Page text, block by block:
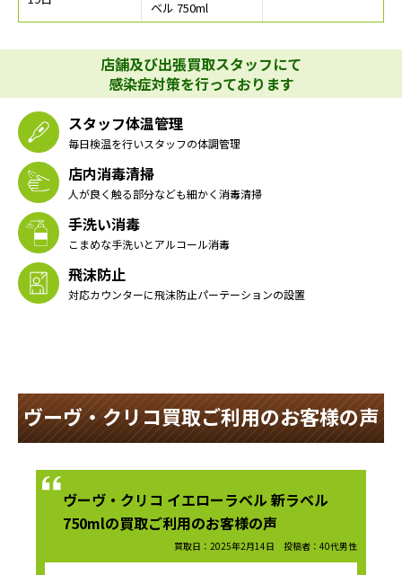
ベル 750ml
店舗及び出張買取スタッフにて
感染症対策を行っております
スタッフ体温管理
毎日検温を行いスタッフの体調管理
店内消毒清掃
人が良く触る部分なども細かく消毒清掃
手洗い消毒
こまめな手洗いとアルコール消毒
飛沫防止
対応カウンターに飛沫防止パーテーションの設置
ヴーヴ・クリコ買取ご利用のお客様の声
ヴーヴ・クリコ イエローラベル 新ラベル
750mlの買取ご利用のお客様の声
買取日：2025年2月14日 投稿者：40代男性